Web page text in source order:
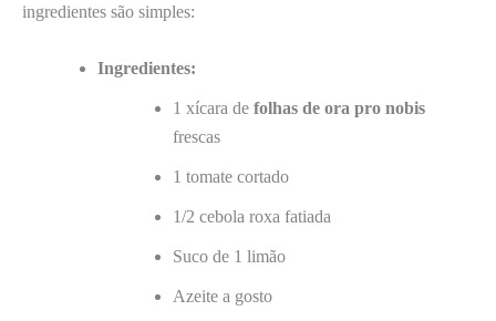
ingredientes são simples:
Ingredientes:
1 xícara de folhas de ora pro nobis
frescas
1 tomate cortado
1/2 cebola roxa fatiada
Suco de 1 limão
Azeite a gosto